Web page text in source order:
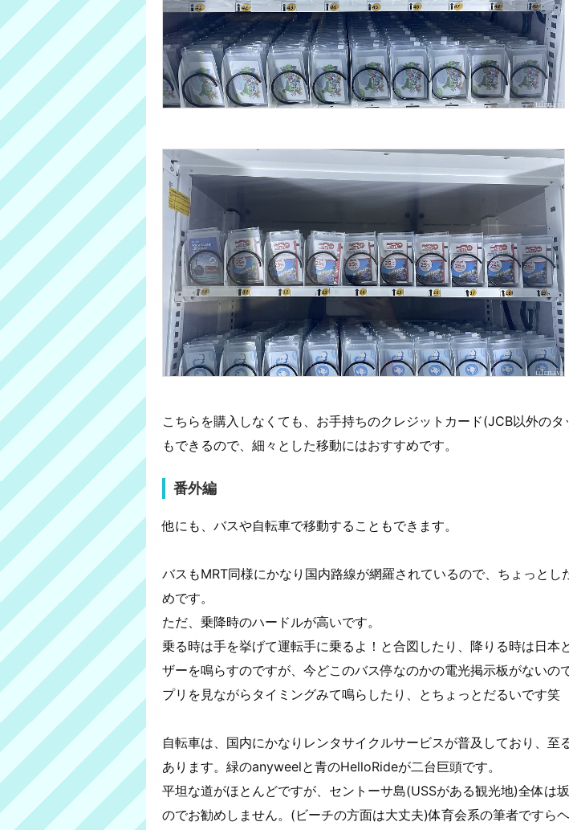
こちらを購入しなくても、お手持ちのクレジットカード(JCB以外の
もできるので、細々とした移動にはおすすめです。
番外編
他にも、バスや自転車で移動することもできます。
バスもMRT同様にかなり国内路線が網羅されているので、ちょっとし
めです。
ただ、乗降時のハードルが高いです。
乗る時は手を挙げて運転手に乗るよ！と合図したり、降りる時は日本
ザーを鳴らすのですが、今どこのバス停なのかの電光掲示板がないの
プリを見ながらタイミングみて鳴らしたり、とちょっとだるいです笑
自転車は、国内にかなりレンタサイクルサービスが普及しており、至
あります。緑のanyweelと青のHelloRideが二台巨頭です。
平坦な道がほとんどですが、セントーサ島(USSがある観光地)全体は
のでお勧めしません。(ビーチの方面は大丈夫)体育会系の筆者ですら